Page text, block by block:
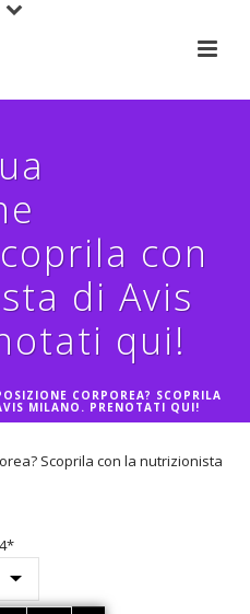
con
di Avis
qui!
CORPOREA? SCOPRILA
MILANO. PRENOTATI QUI!
Scoprila con la nutrizionista
*